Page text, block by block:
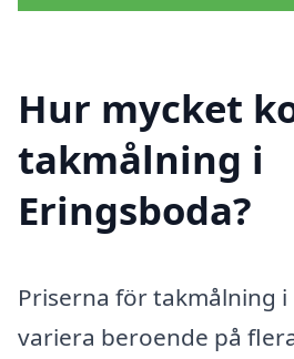
Hur mycket
takmålning i
Eringsboda?
Priserna för takmålning
variera beroende på